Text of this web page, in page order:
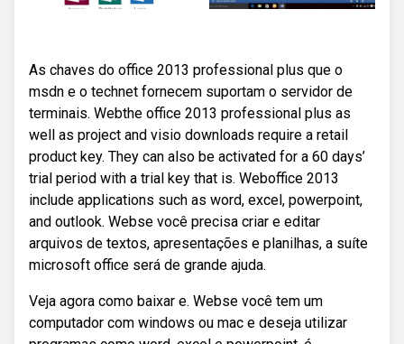
As chaves do office 2013 professional plus que o
msdn e o technet fornecem suportam o servidor de
terminais. Webthe office 2013 professional plus as
well as project and visio downloads require a retail
product key. They can also be activated for a 60 days’
trial period with a trial key that is. Weboffice 2013
include applications such as word, excel, powerpoint,
and outlook. Webse você precisa criar e editar
arquivos de textos, apresentações e planilhas, a suíte
microsoft office será de grande ajuda.
Veja agora como baixar e. Webse você tem um
computador com windows ou mac e deseja utilizar